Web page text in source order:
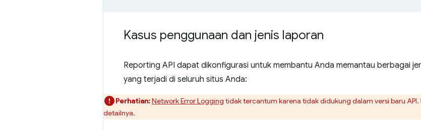
Kasus penggunaan dan jenis laporan
Reporting API dapat dikonfigurasi untuk membantu Anda memantau berbagai
yang terjadi di seluruh situs Anda:
Perhatian:Network Error Logging tidak tercantum karena tidak didukung dalam versi baru API.
detailnya.